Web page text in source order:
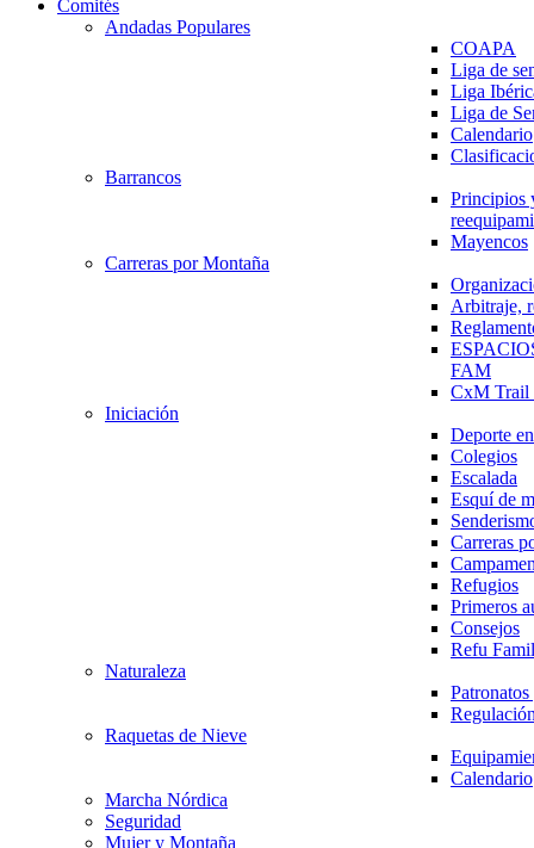
Comités
Andadas Populares
COAPA
Liga de
Liga
Liga de
Calendario
Barrancos
Principios
Mayencos
Carreras por Montaña
Arbitraje,
FAM
CxM
Iniciación
Deporte
Colegios
Escalada
Esquí de
Carreras
Refugios
Primeros
Consejos
Refu
Naturaleza
Raquetas de Nieve
Calendario
Marcha Nórdica
Seguridad
Mujer y Montaña